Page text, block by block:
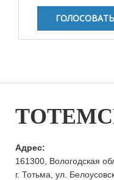
Адрес:
161300, Вологодская
г. Тотьма, ул.